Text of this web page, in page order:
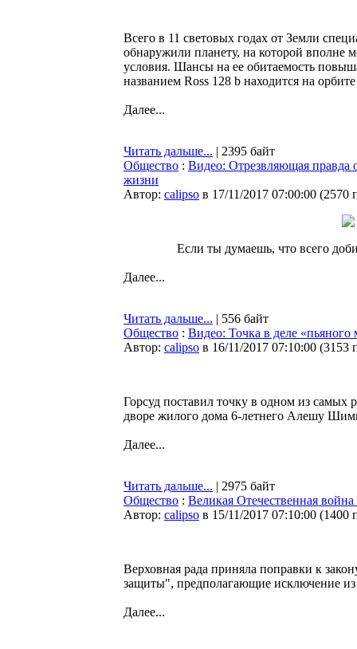
Всего в 11 световых годах от Земли
обнаружили планету, на которой вполне
условия. Шансы на ее обитаемость
названием Ross 128 b находится на
Далее...
Читать дальше... | 2395 байт
Общество : Видео: Отрезвляющая правда
жизни
Автор: calipso в 17/11/2017 07:00:00 (2570
Если ты думаешь, что всего
Далее...
Читать дальше... | 556 байт
Общество : Видео: Точка в деле
Автор: calipso в 16/11/2017 07:10:00 (3153
Горсуд поставил точку в одном из самых
дворе жилого дома 6-летнего Алешу
Далее...
Читать дальше... | 2975 байт
Общество : Великая Отечественная
Автор: calipso в 15/11/2017 07:10:00 (1400
Верховная рада приняла поправки к
защиты", предполагающие исключение
Далее...